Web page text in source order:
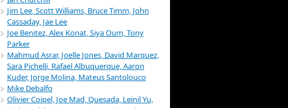
Jim Lee, Scott Williams, Bruce Timm, John
Cassaday, Jae Lee
Joe Benitez, Alex Konat, Siya Oum, Tony
Parker
Mahmud Asrar, Joelle Jones, David Marquez,
Sara Pichelli, Rafael Albuquerque, Aaron
Kuder, Jorge Molina, Mateus Santolouco
Mike Debalfo
Olivier Coipel, Joe Mad, Quesada, Leinil Yu,